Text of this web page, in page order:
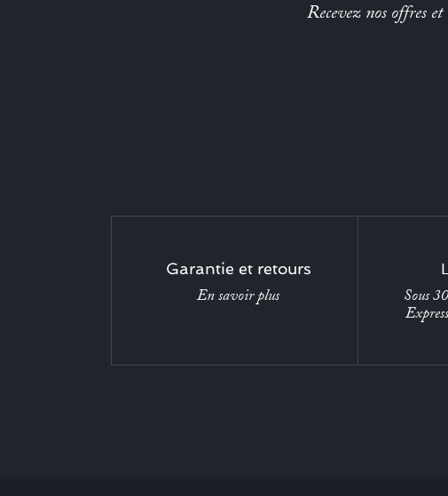
Recevez nos offres
Garantie et retours
En savoir plus
Sous